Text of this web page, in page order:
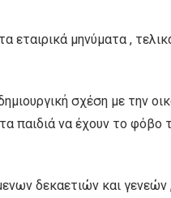
εταιρικά μηνύματα ,
σχέση με την
παιδιά να έχουν το φόβο
δεκαετιών και